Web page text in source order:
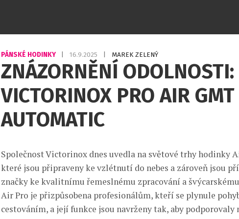
PÁNSKÉ HODINKY 16.9.2025 MAREK ZELENÝ
ZNÁZORNĚNÍ ODOLNOSTI:
VICTORINOX PRO AIR GMT
AUTOMATIC
Společnost Victorinox dnes uvedla na světové trhy hodinky
které jsou připraveny ke vzlétnutí do nebes a zároveň jsou
značky ke kvalitnímu řemeslnému zpracování a švýcarskému
Air Pro je přizpůsobena profesionálům, kteří se plynule
cestováním, a její funkce jsou navrženy tak, aby podporovaly